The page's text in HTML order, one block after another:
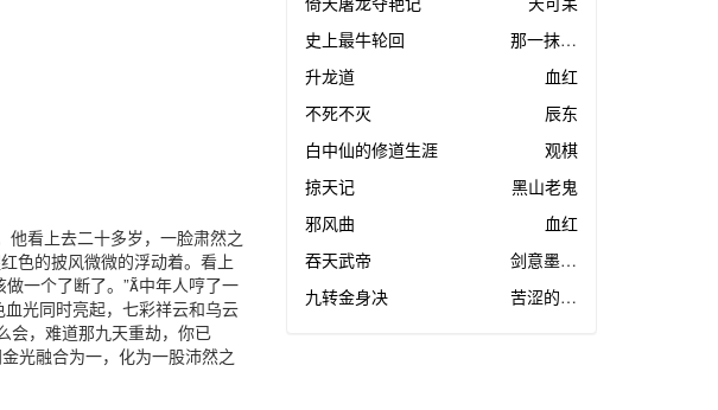
看上去二十多岁，一脸肃然之
色的披风微微的浮动着。看上
一个了断了。”中年人哼了一
光同时亮起，七彩祥云和乌云
会，难道那九天重劫，你已
光融合为一，化为一股沛然之
史上最牛轮回
那一抹绯红
升龙道
血红
不死不灭
辰东
白中仙的修道生涯
观棋
掠天记
黑山老鬼
邪风曲
血红
吞天武帝
剑意墨江南
九转金身决
苦涩的甜咖啡